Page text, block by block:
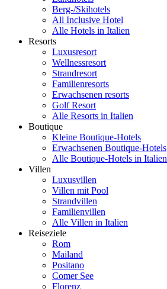
Berg-/Skihotels
All Inclusive Hotel
Alle Hotels in Italien
Resorts
Luxusresort
Wellnessresort
Strandresort
Familienresorts
Erwachsenen resorts
Golf Resort
Alle Resorts in Italien
Boutique
Kleine Boutique-Hotels
Erwachsenen Boutique-Hotels
Alle Boutique-Hotels in Italien
Villen
Luxusvillen
Villen mit Pool
Strandvillen
Familienvillen
Alle Villen in Italien
Reiseziele
Rom
Mailand
Positano
Comer See
Florenz